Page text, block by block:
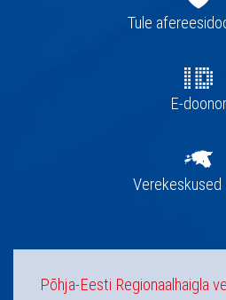
navigatsioon
Tule
E-doonor
Verekeskused
Põhja-Eesti Regionaalhaigla